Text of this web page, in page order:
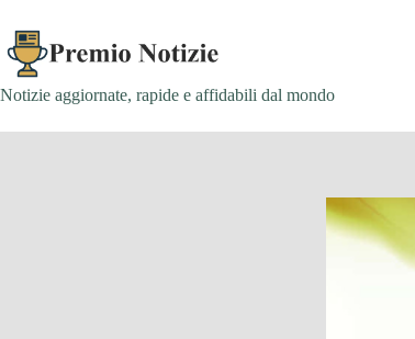
contenuto
Notizie aggiornate, rapide e affidabili dal mondo